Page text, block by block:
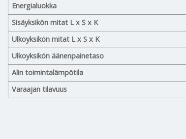
Energialuokka
Sisäyksikön mitat L x S x K
Ulkoyksikön mitat L x S x K
Ulkoyksikön äänenpainetaso
Alin toimintalämpötila
Varaajan tilavuus